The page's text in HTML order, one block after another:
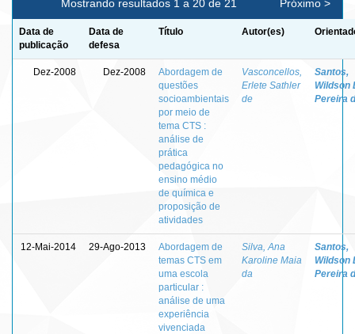
Mostrando resultados 1 a 20 de 21 Próximo >
Data de
publicação
Data de
defesa
Título Autor(es)
Dez-2008 Dez-2008
Abordagem de
questões
socioambientais
por meio de
tema CTS :
análise de
prática
pedagógica no
ensino médio
de química e
proposição de
atividades
Vasconcellos,
Erlete Sathler
de
Santos,
Wildson
Pereira
12-Mai-2014 29-Ago-2013
Abordagem de
temas CTS em
uma escola
particular :
análise de uma
experiência
vivenciada
Silva, Ana
Karoline Maia
da
Santos,
Wildson
Pereira